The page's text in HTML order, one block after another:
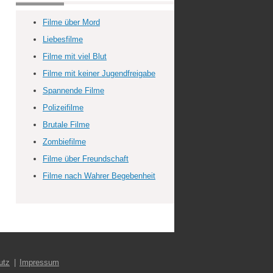
Filme über Mord
Liebesfilme
Filme mit viel Blut
Filme mit keiner Jugendfreigabe
Spannende Filme
Polizeifilme
Brutale Filme
Zombiefilme
Filme über Freundschaft
Filme nach Wahrer Begebenheit
Impressum